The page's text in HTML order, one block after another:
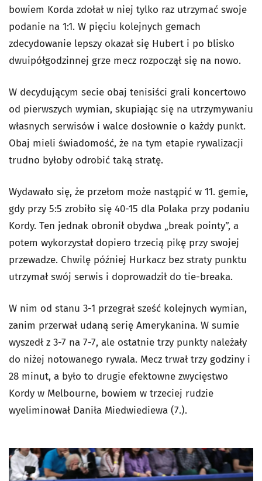
bowiem Korda zdołał w niej tylko raz utrzymać swoje
podanie na 1:1. W pięciu kolejnych gemach
zdecydowanie lepszy okazał się Hubert i po blisko
dwuipółgodzinnej grze mecz rozpoczął się na nowo.
W decydującym secie obaj tenisiści grali koncertowo
od pierwszych wymian, skupiając się na utrzymywaniu
własnych serwisów i walce dosłownie o każdy punkt.
Obaj mieli świadomość, że na tym etapie rywalizacji
trudno byłoby odrobić taką stratę.
Wydawało się, że przełom może nastąpić w 11. gemie,
gdy przy 5:5 zrobiło się 40-15 dla Polaka przy podaniu
Kordy. Ten jednak obronił obydwa „break pointy”, a
potem wykorzystał dopiero trzecią pikę przy swojej
przewadze. Chwilę później Hurkacz bez straty punktu
utrzymał swój serwis i doprowadził do tie-breaka.
W nim od stanu 3-1 przegrał sześć kolejnych wymian,
zanim przerwał udaną serię Amerykanina. W sumie
wyszedł z 3-7 na 7-7, ale ostatnie trzy punkty należały
do niżej notowanego rywala. Mecz trwał trzy godziny i
28 minut, a było to drugie efektowne zwycięstwo
Kordy w Melbourne, bowiem w trzeciej rudzie
wyeliminował Daniła Miedwiediewa (7.).